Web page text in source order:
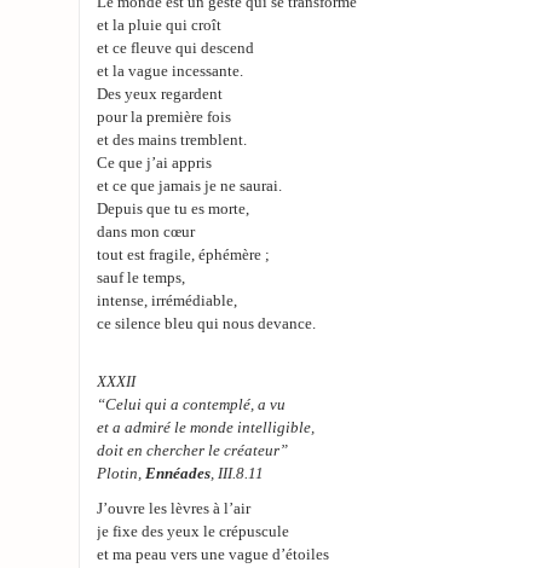
et la pluie qui croît
et ce fleuve qui descend
et la vague incessante.
Des yeux regardent
pour la première fois
et des mains tremblent.
Ce que j’ai appris
et ce que jamais je ne saurai.
Depuis que tu es morte,
dans mon cœur
tout est fragile, éphémère ;
sauf le temps,
intense, irrémédiable,
ce silence bleu qui nous devance.
XXXII
“Celui qui a contemplé, a vu
et a admiré le monde intelligible,
doit en chercher le créateur”
Plotin, Ennéades, III.8.11
J’ouvre les lèvres à l’air
je fixe des yeux le crépuscule
et ma peau vers une vague d’étoiles